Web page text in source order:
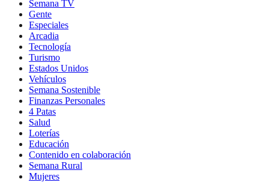
Semana TV
Gente
Especiales
Arcadia
Tecnología
Turismo
Estados Unidos
Vehículos
Semana Sostenible
Finanzas Personales
4 Patas
Salud
Loterías
Educación
Contenido en colaboración
Semana Rural
Mujeres